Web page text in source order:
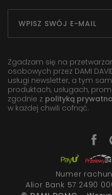
Zgadzam się na
osobowych przez DAMI
usługi newsletter, a tym
produktach, usługach,
zgodnie z polityką
w każdej chwili cofnąć.
Numer
Alior Bank 57 2490